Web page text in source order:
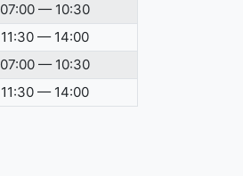
07:00 — 10:30
11:30 — 14:00
07:00 — 10:30
11:30 — 14:00